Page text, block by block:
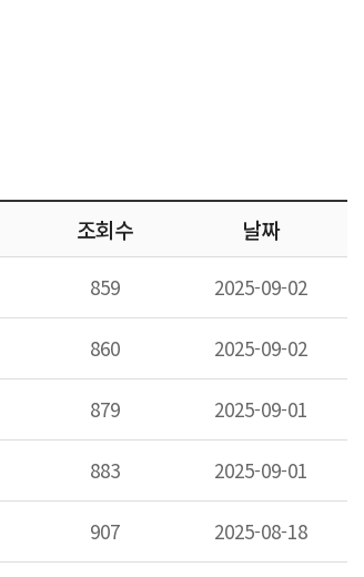
조회수 날짜
859 2025-09-02
860 2025-09-02
879 2025-09-01
883 2025-09-01
907 2025-08-18